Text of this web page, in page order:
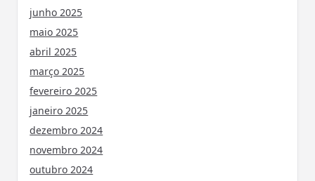
junho 2025
maio 2025
abril 2025
março 2025
fevereiro 2025
janeiro 2025
dezembro 2024
novembro 2024
outubro 2024